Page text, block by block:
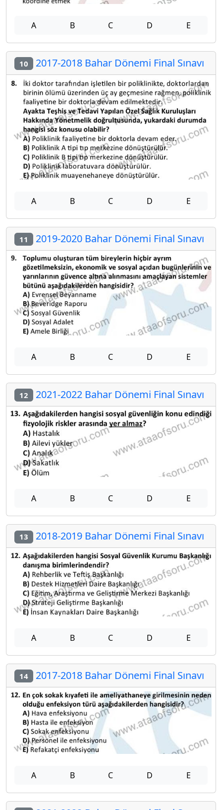
A B C D E
10 2017-2018 Bahar Dönemi Final Sınavı
A B C D E
11 2019-2020 Bahar Dönemi Final Sınavı
A B C D E
12 2021-2022 Bahar Dönemi Final Sınavı
A B C D E
13 2018-2019 Bahar Dönemi Final Sınavı
A B C D E
14 2017-2018 Bahar Dönemi Final Sınavı
A B C D E